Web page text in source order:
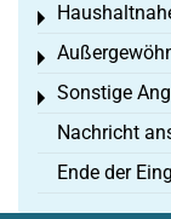
Toggle menu
Toggle menu
Sonstige
Toggle menu
Nachricht
Ende der